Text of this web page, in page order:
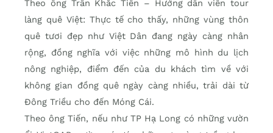
Theo ông Trần Khắc Tiến – Hướng dẫn viên tour
làng quê Việt: Thực tế cho thấy, những vùng thôn
quê tươi đẹp như Việt Dân đang ngày càng nhân
rộng, đồng nghĩa với việc những mô hình du lịch
nông nghiệp, điểm đến của du khách tìm về với
không gian đồng quê ngày càng nhiều, trải dài từ
Đông Triều cho đến Móng Cái.
Theo ông Tiến, nếu như TP Hạ Long có những vườn